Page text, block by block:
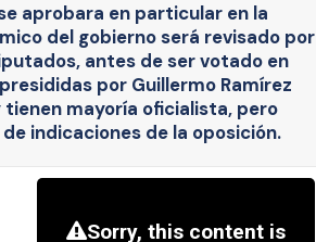
aprobara en particular en la
del gobierno será revisado por
antes de ser votado en
por Guillermo Ramírez
tienen mayoría oficialista, pero
indicaciones de la oposición.